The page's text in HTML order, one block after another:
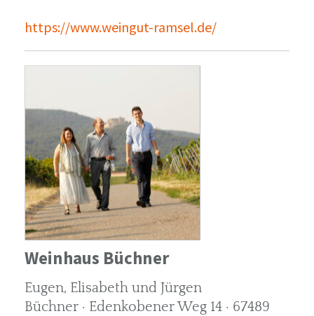
https://www.weingut-ramsel.de/
Weinhaus Büchner
Eugen, Elisabeth und Jürgen
Büchner · Edenkobener Weg 14 · 67489